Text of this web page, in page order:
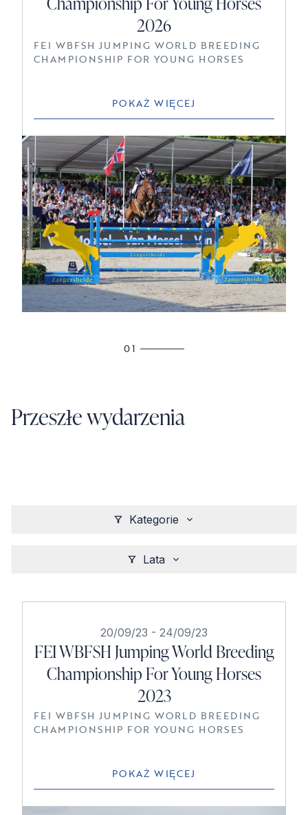
2026
FEI WBFSH JUMPING WORLD BREEDING
CHAMPIONSHIP FOR YOUNG HORSES
POKAŻ WIĘCEJ
01
Przeszłe wydarzenia
Kategorie
Lata
20/09/23 - 24/09/23
FEI WBFSH Jumping World Breeding
Championship For Young Horses
2023
FEI WBFSH JUMPING WORLD BREEDING
CHAMPIONSHIP FOR YOUNG HORSES
POKAŻ WIĘCEJ